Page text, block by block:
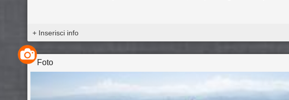
+ Inserisci info
Foto